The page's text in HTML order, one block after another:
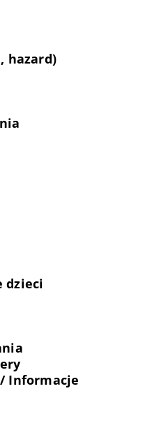
hazard)
dzieci
Informacje